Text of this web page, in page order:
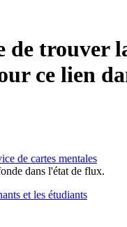
de trouver
ce lien
de cartes mentales
dans l'état de flux.
et les étudiants